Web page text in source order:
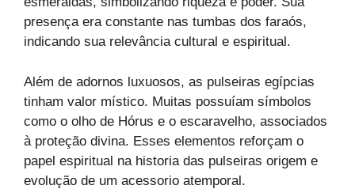
presença era constante nas tumbas dos faraós,
indicando sua relevância cultural e espiritual.
Além de adornos luxuosos, as pulseiras egípcias
tinham valor místico. Muitas possuíam símbolos
como o olho de Hórus e o escaravelho, associados
à proteção divina. Esses elementos reforçam o
papel espiritual na historia das pulseiras origem e
evolução de um acessorio atemporal.